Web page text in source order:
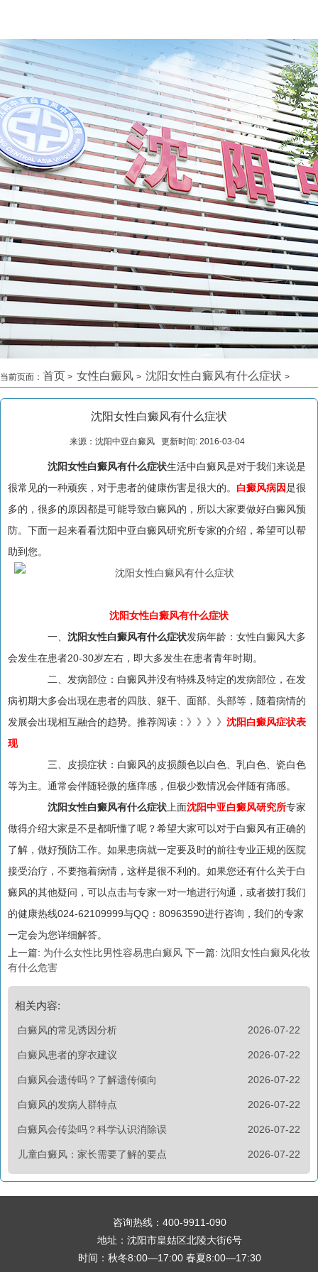
当前页面： 首页 > 女性白癜风 > 沈阳女性白癜风有什么症状 >
沈阳女性白癜风有什么症状
来源：沈阳中亚白癜风 更新时间: 2016-03-04
沈阳女性白癜风有什么症状生活中白癜风是对于我们来说是
很常见的一种顽疾，对于患者的健康伤害是很大的。 白癜风病因是很
多的，很多的原因都是可能导致白癜风的，所以大家要做好白癜风预
防。下面一起来看看沈阳中亚白癜风研究所专家的介绍，希望可以帮
助到您。
沈阳女性白癜风有什么症状
一、 沈阳女性白癜风有什么症状发病年龄：女性白癜风大多
会发生在患者20-30岁左右，即大多发生在患者青年时期。
二、发病部位：白癜风并没有特殊及特定的发病部位，在发
病初期大多会出现在患者的四肢、躯干、面部、头部等，随着病情的
发展会出现相互融合的趋势。推荐阅读：》》》》 沈阳白癜风症状表
现
三、皮损症状：白癜风的皮损颜色以白色、乳白色、瓷白色
等为主。通常会伴随轻微的瘙痒感，但极少数情况会伴随有痛感。
沈阳女性白癜风有什么症状 上面沈阳中亚白癜风研究所专家
做得介绍大家是不是都听懂了呢？希望大家可以对于白癜风有正确的
了解，做好预防工作。如果患病就一定要及时的前往专业正规的医院
接受治疗，不要拖着病情，这样是很不利的。如果您还有什么关于白
癜风的其他疑问，可以点击与专家一对一地进行沟通，或者拨打我们
的健康热线024-62109999与QQ：80963590进行咨询，我们的专家
一定会为您详细解答。
上一篇: 为什么女性比男性容易患白癜风 下一篇: 沈阳女性白癜风化妆
有什么危害
相关内容:
2026-07-22
白癜风的常见诱因分析
2026-07-22
白癜风患者的穿衣建议
2026-07-22
白癜风会遗传吗？了解遗传倾向
2026-07-22
白癜风的发病人群特点
2026-07-22
白癜风会传染吗？科学认识消除误
2026-07-22
儿童白癜风：家长需要了解的要点
咨询热线： 400-9911-090
地址：沈阳市皇姑区北陵大街6号
时间：秋冬8:00—17:00 春夏8:00—17:30